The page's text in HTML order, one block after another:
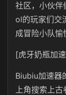
社区，小伙伴
ol的玩家们交
成冒险小队愉
[虎牙奶瓶加
Biubiu加速器
上角搜索上古